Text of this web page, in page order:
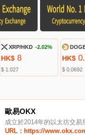
XRP/HKD -2.02%
HK$ 8
$ 1.027
HK$
$ 0.0692
歐易OKX
成立於2014年的以太坊交易
URL：https://